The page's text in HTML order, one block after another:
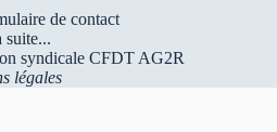
de contact
suite...
syndicale CFDT AG2R
légales